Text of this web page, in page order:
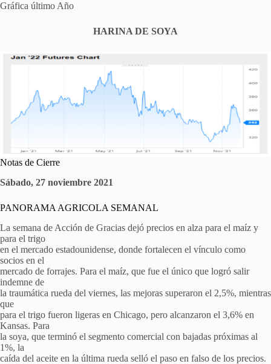
Gráfica último Año
HARINA DE SOYA
Notas de Cierre
Sábado, 27 noviembre 2021
PANORAMA AGRICOLA SEMANAL
La semana de Acción de Gracias dejó precios en alza para el maíz y
para el trigo
en el mercado estadounidense, donde fortalecen el vínculo como
socios en el
mercado de forrajes. Para el maíz, que fue el único que logró salir
indemne de
la traumática rueda del viernes, las mejoras superaron el 2,5%, mientras
que
para el trigo fueron ligeras en Chicago, pero alcanzaron el 3,6% en
Kansas. Para
la soya, que terminó el segmento comercial con bajadas próximas al
1%, la
caída del aceite en la última rueda selló el paso en falso de los precios.